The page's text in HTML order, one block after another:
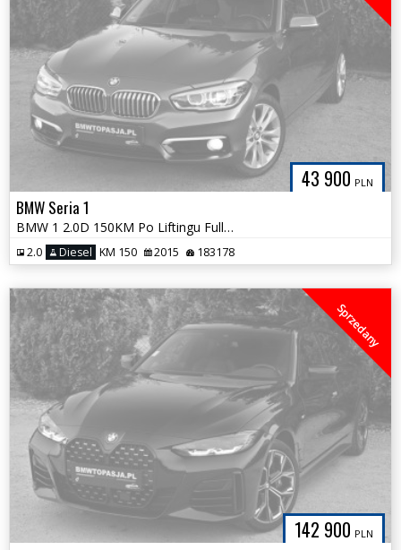
43 900 PLN
BMW Seria 1
BMW 1 2.0D 150KM Po Liftingu FullLED NOWY ROZRZĄD PółSkóry Klimatronic
2.0 Diesel KM 150 2015 183178
142 900 PLN
Sprzedany